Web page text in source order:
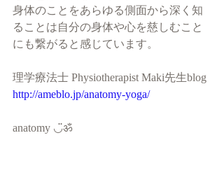
身体のことをあらゆる側面から深く知
ることは自分の身体や心を慈しむこと
にも繋がると感じています。
理学療法士 Physiotherapist Maki先生blog
http://ameblo.jp/anatomy-yoga/
anatomy ◡̈ॐ